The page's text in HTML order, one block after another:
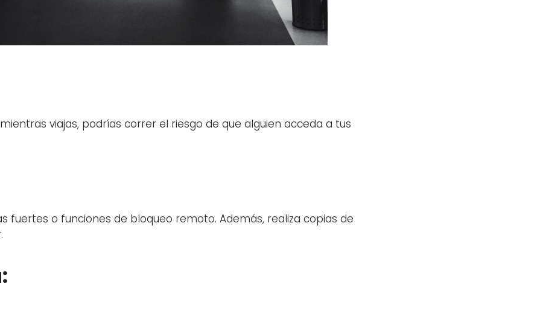
viajas, podrías correr el riesgo de que alguien acceda a tus
fuertes o funciones de bloqueo remoto. Además, realiza copias de